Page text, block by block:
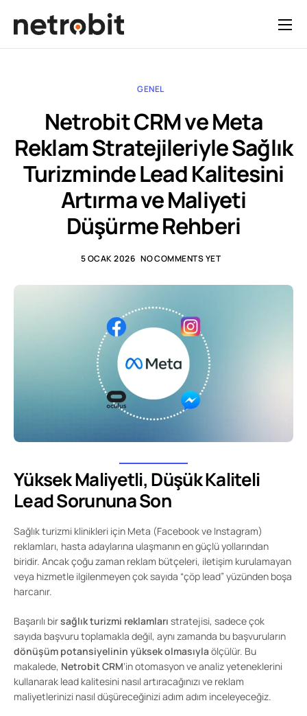
GENEL
Netrobit CRM ve Meta
Reklam Stratejileriyle Sağlık
Turizminde Lead Kalitesini
Artırma ve Maliyeti
Düşürme Rehberi
5 OCAK 2026 NO COMMENTS YET
Yüksek Maliyetli, Düşük Kaliteli
Lead Sorununa Son
Sağlık turizmi klinikleri için Meta (Facebook ve Instagram)
reklamları, hasta adaylarına ulaşmanın en güçlü yollarından
biridir. Ancak çoğu zaman reklam bütçeleri, iletişim kurulamayan
veya hizmetle ilgilenmeyen çok sayıda “çöp lead” yüzünden boşa
harcanır.
Başarılı birsağlık turizmi reklamları stratejisi, sadece çok
sayıda başvuru toplamakla değil, aynı zamanda bu başvuruların
dönüşüm potansiyelinin yüksek olmasıyla ölçülür. Bu
makalede, Netrobit CRM‘in otomasyon ve analiz yeteneklerini
kullanarak lead kalitesini nasıl artıracağınızı ve reklam
maliyetlerinizi nasıl düşüreceğinizi adım adım inceleyeceğiz.